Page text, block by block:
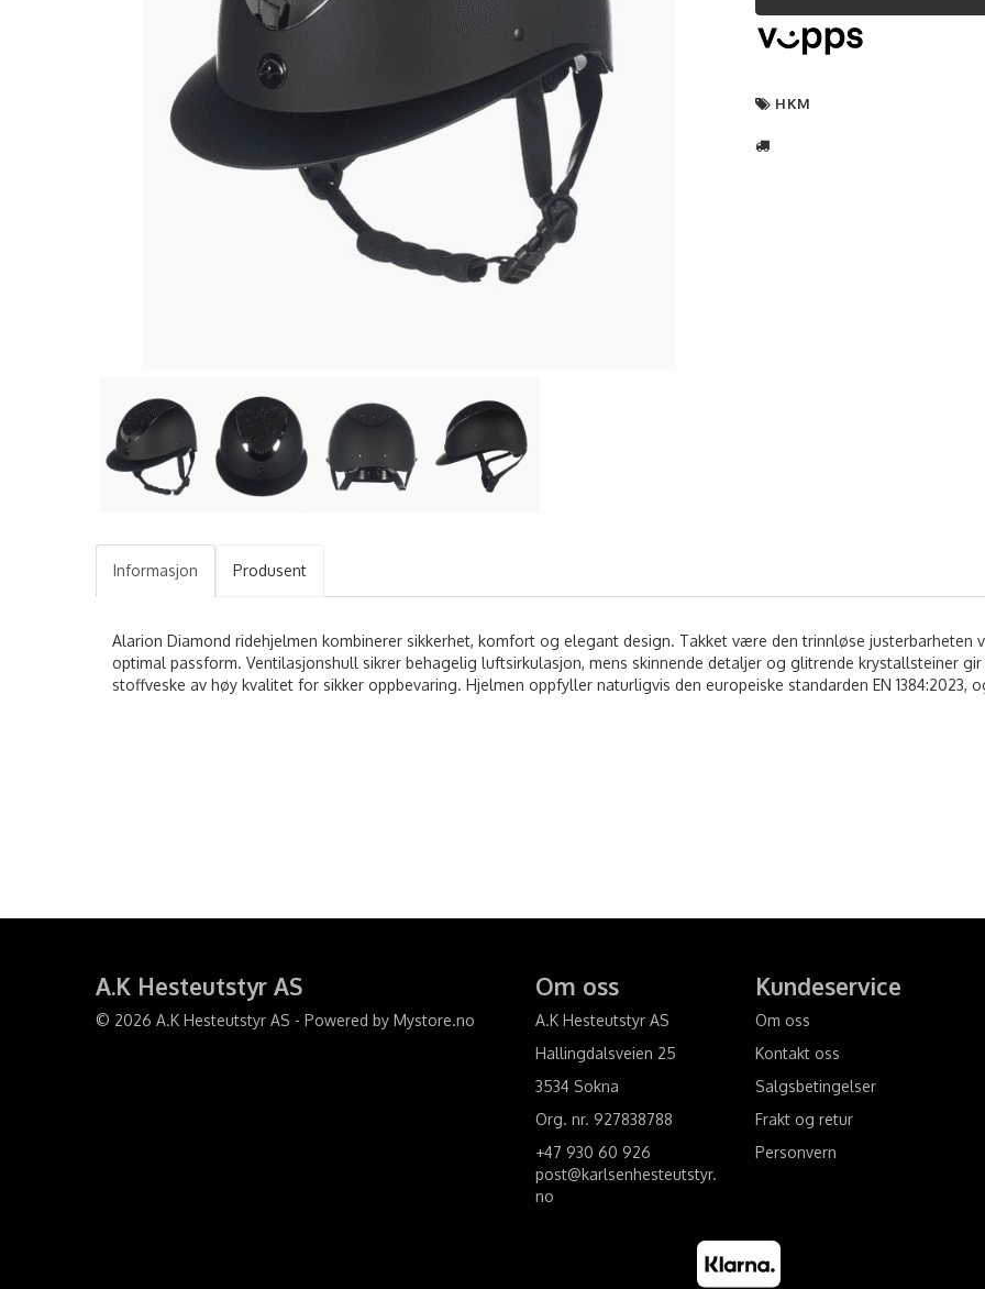
HKM
Informasjon Produsent
Alarion Diamond ridehjelmen kombinerer sikkerhet, komfort og elegant design. Takket være den trinnløse justerbarheten
optimal passform. Ventilasjonshull sikrer behagelig luftsirkulasjon, mens skinnende detaljer og glitrende krystallsteiner
stoffveske av høy kvalitet for sikker oppbevaring. Hjelmen oppfyller naturligvis den europeiske standarden EN 1384:2023,
A.K Hesteutstyr AS
© 2026 A.K Hesteutstyr AS - Powered by Mystore.no
Om oss
A.K Hesteutstyr AS
Hallingdalsveien 25
3534 Sokna
Org. nr. 927838788
+47 930 60 926
post@karlsenhesteutstyr.
no
Kundeservice
Om oss
Kontakt oss
Salgsbetingelser
Frakt og retur
Personvern